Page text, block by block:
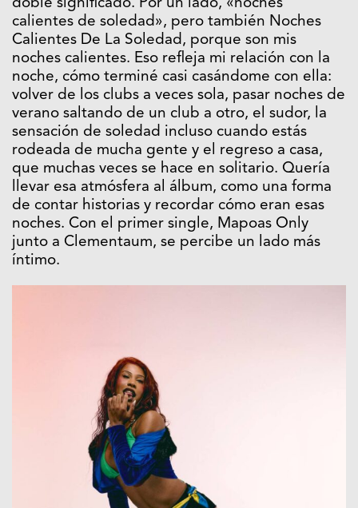
doble significado. Por un lado, «noches
calientes de soledad», pero también Noches
Calientes De La Soledad, porque son mis
noches calientes. Eso refleja mi relación con la
noche, cómo terminé casi casándome con ella:
volver de los clubs a veces sola, pasar noches de
verano saltando de un club a otro, el sudor, la
sensación de soledad incluso cuando estás
rodeada de mucha gente y el regreso a casa,
que muchas veces se hace en solitario. Quería
llevar esa atmósfera al álbum, como una forma
de contar historias y recordar cómo eran esas
noches. Con el primer single, Mapoas Only
junto a Clementaum, se percibe un lado más
íntimo.